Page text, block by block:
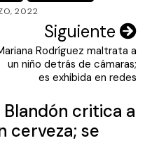
2022
Siguiente
Rodríguez maltrata a
un niño detrás de cámaras;
es exhibida en redes
critica a
cerveza; se